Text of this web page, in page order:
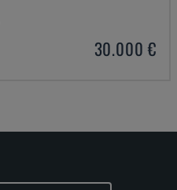
30.000 €